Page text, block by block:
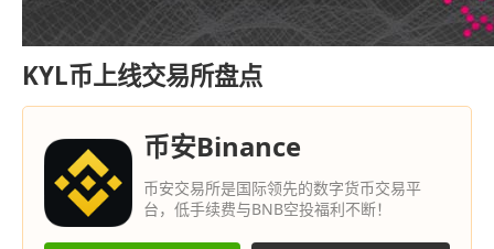
KYL币上线交易所盘点
币安Binance
币安交易所是国际领先的数字货币交易平
台，低手续费与BNB空投福利不断！